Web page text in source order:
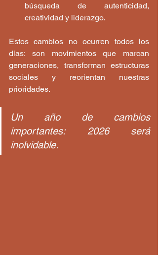
búsqueda de autenticidad,
creatividad y liderazgo.
Estos cambios no ocurren todos los
días: son movimientos que marcan
generaciones, transforman estructuras
sociales y reorientan nuestras
prioridades.
Un año de cambios
importantes: 2026 será
inolvidable.